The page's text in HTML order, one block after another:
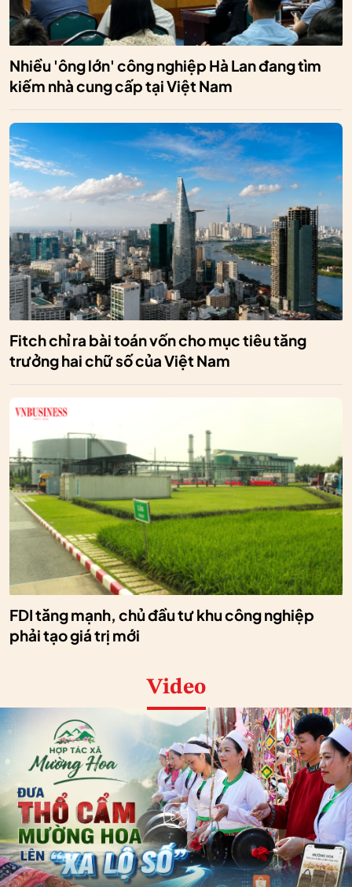
Nhiều 'ông lớn' công nghiệp Hà Lan đang tìm
kiếm nhà cung cấp tại Việt Nam
Fitch chỉ ra bài toán vốn cho mục tiêu tăng
trưởng hai chữ số của Việt Nam
FDI tăng mạnh, chủ đầu tư khu công nghiệp
phải tạo giá trị mới
Video